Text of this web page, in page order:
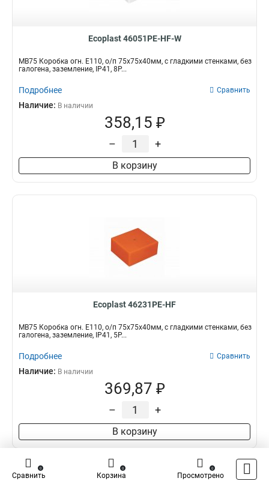
Ecoplast 46051PE-HF-W
MB75 Коробка огн. E110, о/п 75х75х40мм, с гладкими стенками, без
галогена, заземление, IP41, 8P...
Подробнее Сравнить
Наличие: В наличии
358,15 ₽
– +
В корзину
Ecoplast 46231PE-HF
MB75 Коробка огн. E110, о/п 75х75х40мм, с гладкими стенками, без
галогена, заземление, IP41, 5P...
Подробнее Сравнить
Наличие: В наличии
369,87 ₽
– +
В корзину
Сравнить
0
Корзина
0
Просмотрено
0